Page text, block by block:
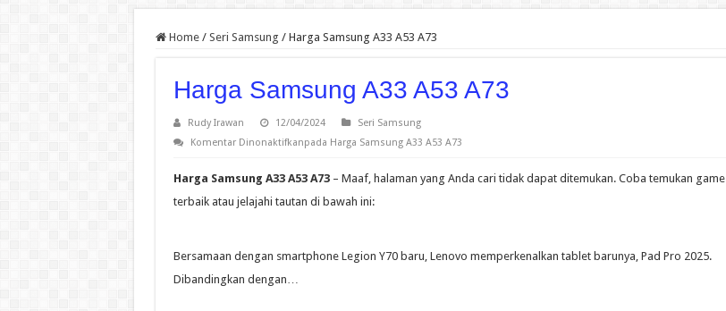
Home / Seri Samsung / Harga Samsung A33 A53 A73
Harga Samsung A33 A53 A73
Rudy Irawan 12/04/2024
Seri Samsung
Komentar Dinonaktifkanpada Harga Samsung A33 A53 A73
Harga Samsung A33 A53 A73– Maaf, halaman yang Anda cari tidak dapat ditemukan. Coba temukan game
terbaik atau jelajahi tautan di bawah ini:
Bersamaan dengan smartphone Legion Y70 baru, Lenovo memperkenalkan tablet barunya, Pad Pro 2025.
Dibandingkan dengan…